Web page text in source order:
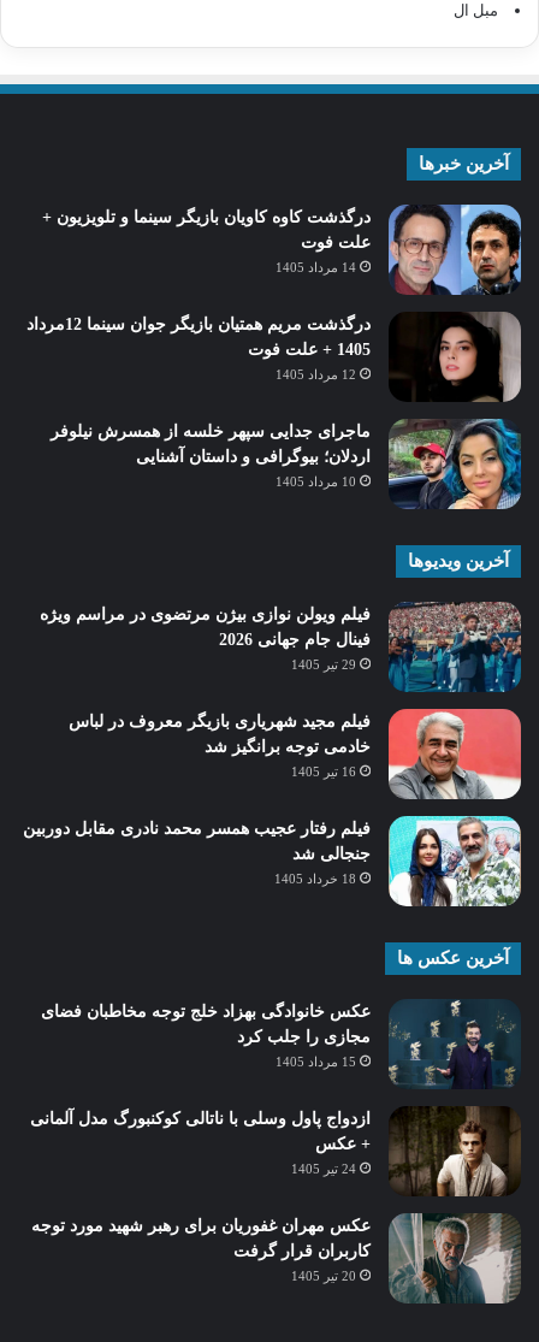
مبل ال
آخرین خبرها
درگذشت کاوه کاویان بازیگر سینما و تلویزیون +
علت فوت
14 مرداد 1405
درگذشت مریم همتیان بازیگر جوان سینما 12مرداد
1405 + علت فوت
12 مرداد 1405
ماجرای جدایی سپهر خلسه از همسرش نیلوفر
اردلان؛ بیوگرافی و داستان آشنایی
10 مرداد 1405
آخرین ویدیوها
فیلم ویولن نوازی بیژن مرتضوی در مراسم ویژه
فینال جام جهانی 2026
29 تیر 1405
فیلم مجید شهریاری بازیگر معروف در لباس
خادمی توجه برانگیز شد
16 تیر 1405
فیلم رفتار عجیب همسر محمد نادری مقابل دوربین
جنجالی شد
18 خرداد 1405
آخرین عکس ها
عکس خانوادگی بهزاد خلج توجه مخاطبان فضای
مجازی را جلب کرد
15 مرداد 1405
ازدواج پاول وسلی با ناتالی کوکنبورگ مدل آلمانی
+ عکس
24 تیر 1405
عکس مهران غفوریان برای رهبر شهید مورد توجه
کاربران قرار گرفت
20 تیر 1405